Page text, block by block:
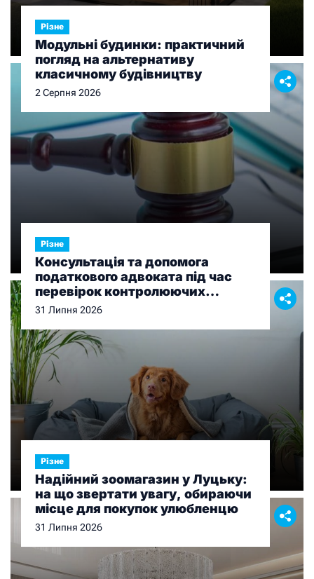
Різне
Модульні будинки: практичний
погляд на альтернативу
класичному будівництву
2 Серпня 2026
Різне
Консультація та допомога
податкового адвоката під час
перевірок контролюючих
органів
31 Липня 2026
Різне
Надійний зоомагазин у Луцьку:
на що звертати увагу, обираючи
місце для покупок улюбленцю
31 Липня 2026